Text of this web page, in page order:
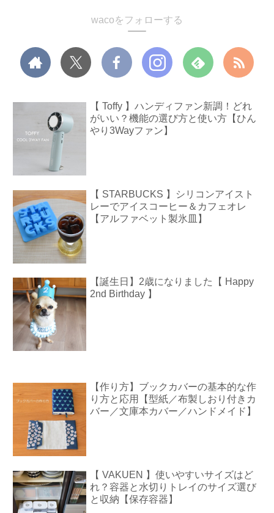
wacoをフォローする
【 Toffy 】ハンディファン新調！どれ
がいい？機能の選び方と使い方【ひん
やり3Wayファン】
【 STARBUCKS 】シリコンアイスト
レーでアイスコーヒー＆カフェオレ
【アルファベット製氷皿】
【誕生日】2歳になりました【 Happy
2nd Birthday 】
【作り方】ブックカバーの基本的な作
り方と応用【型紙／布製しおり付きカ
バー／文庫本カバー／ハンドメイド】
【 VAKUEN 】使いやすいサイズはど
れ？容器と水切りトレイのサイズ選び
と収納【保存容器】